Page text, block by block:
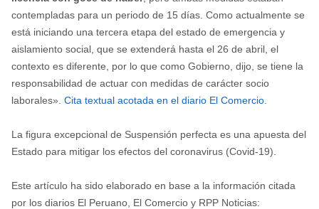
contempladas para un periodo de 15 días. Como actualmente se
está iniciando una tercera etapa del estado de emergencia y
aislamiento social, que se extenderá hasta el 26 de abril, el
contexto es diferente, por lo que como Gobierno, dijo, se tiene la
responsabilidad de actuar con medidas de carácter socio
laborales». Cita textual acotada en el diario El Comercio.
La figura excepcional de Suspensión perfecta es una apuesta del
Estado para mitigar los efectos del coronavirus (Covid-19).
Este artículo ha sido elaborado en base a la información citada
por los diarios El Peruano, El Comercio y RPP Noticias: